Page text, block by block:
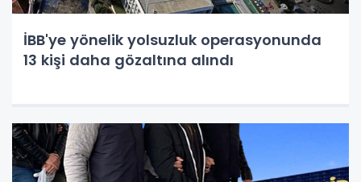
İBB'ye yönelik yolsuzluk operasyonunda
13 kişi daha gözaltına alındı